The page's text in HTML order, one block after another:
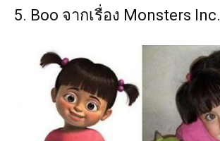
5. Boo จากเรื่อง Monsters Inc.